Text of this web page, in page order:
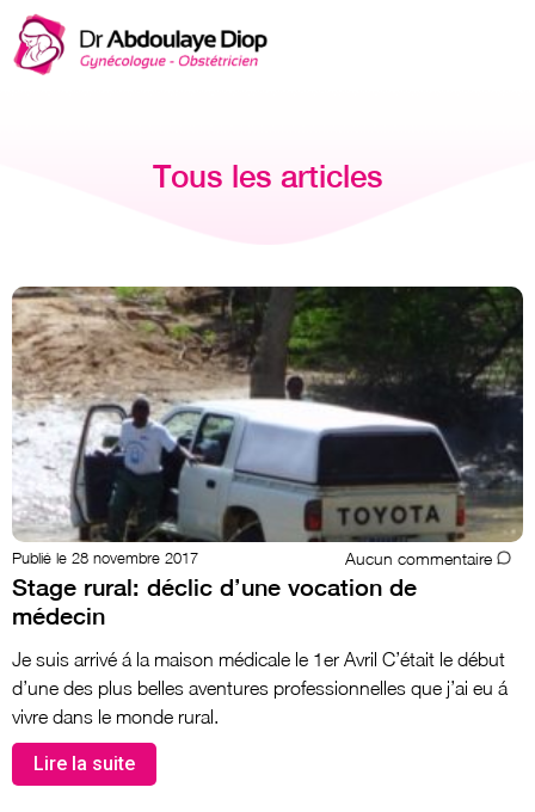
Tous les articles
Stage rural: déclic d’une vocation de
médecin
28 novembre 2017 Aucun commentaire
Je suis arrivé á la maison médicale le 1er Avril C’était le début
d’une des plus belles aventures professionnelles que j’ai eu á
vivre dans le monde rural.
Lire la suite